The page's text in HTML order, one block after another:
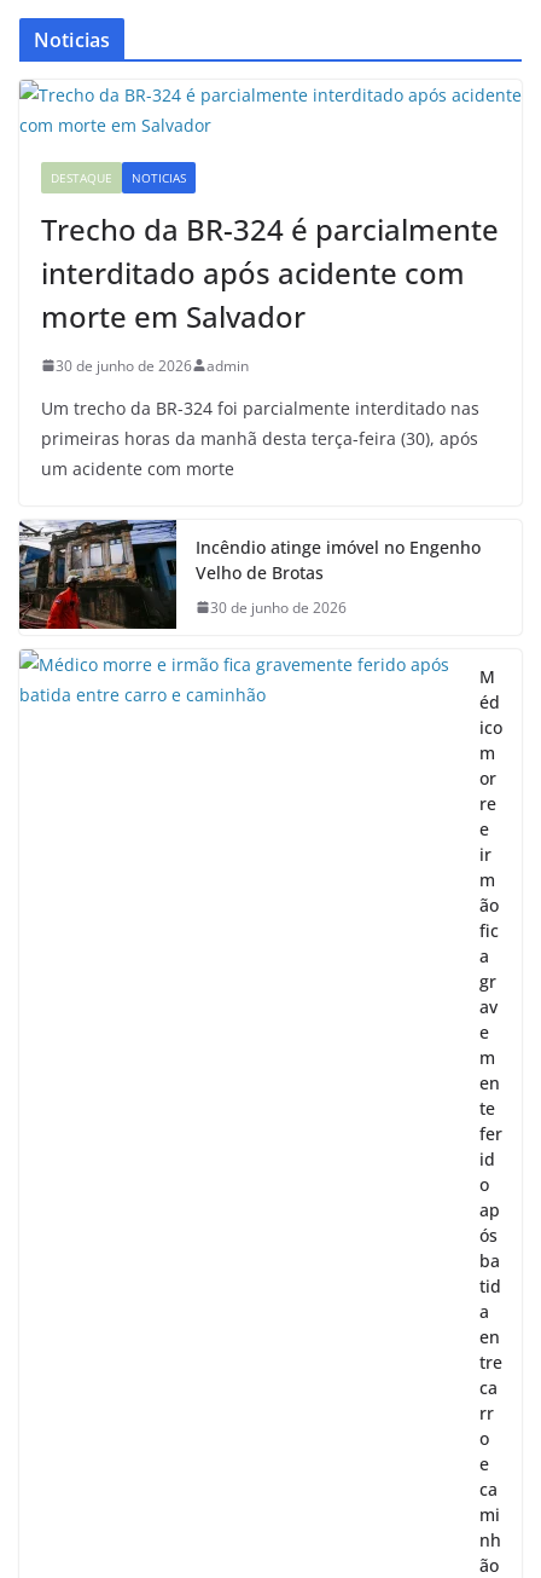
Noticias
DESTAQUE NOTICIAS
Trecho da BR-324 é parcialmente
interditado após acidente com
morte em Salvador
30 de junho de 2026 admin
Um trecho da BR-324 foi parcialmente interditado nas
primeiras horas da manhã desta terça-feira (30), após
um acidente com morte
Incêndio atinge imóvel no Engenho
Velho de Brotas
30 de junho de 2026
M
éd
ico
m
or
re
e
ir
m
ão
fic
a
gr
av
e
m
en
te
fer
id
o
ap
ós
ba
tid
a
en
tre
ca
rr
o
e
ca
mi
nh
ão